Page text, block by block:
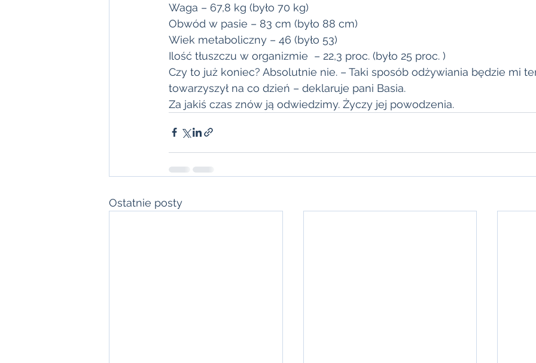
Waga – 67,8 kg (było 70 kg)
Obwód w pasie – 83 cm (było 88 cm)
Wiek metaboliczny – 46 (było 53)
Ilość tłuszczu w organizmie  – 22,3 proc. (było 25 proc. )
Czy to już koniec? Absolutnie nie. – Taki sposób odżywiania będzie mi
towarzyszył na co dzień – deklaruje pani Basia.
Za jakiś czas znów ją odwiedzimy. Życzy jej powodzenia.
Ostatnie posty